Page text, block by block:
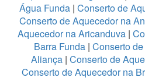
Água Funda | Conserto de
Conserto de Aquecedor na
Aquecedor na Aricanduva |
Barra Funda | Conserto
Aliança | Conserto de
Conserto de Aquecedor na